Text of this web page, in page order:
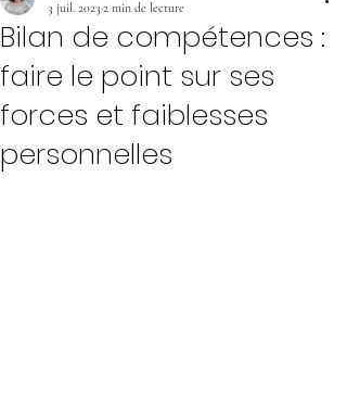
Bilan de compétences :
faire le point sur ses
forces et faiblesses
personnelles
3 juil. 2023 2 min de lecture